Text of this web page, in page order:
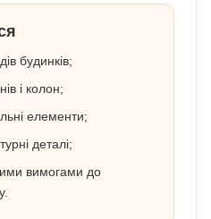
будинків;
і колон;
елементи;
деталі;
вимогами до